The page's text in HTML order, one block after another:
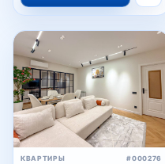
КВАРТИРЫ #000276